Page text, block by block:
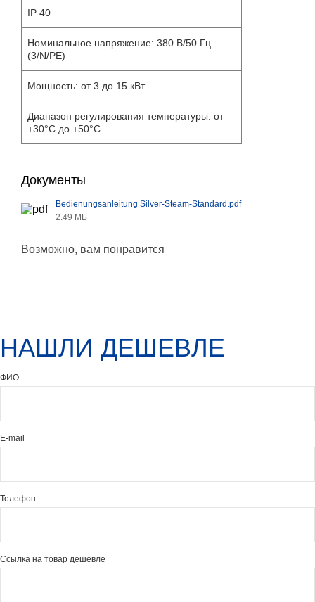
IP 40
Номинальное напряжение: 380 В/50 Гц
(3/N/PE)
Мощность: от 3 до 15 кВт.
Диапазон регулирования температуры: от
+30°С до +50°С
Документы
Bedienungsanleitung Silver-Steam-Standard.pdf
2.49 МБ
Возможно, вам понравится
НАШЛИ ДЕШЕВЛЕ
ФИО
E-mail
Телефон
Ссылка на товар дешевле